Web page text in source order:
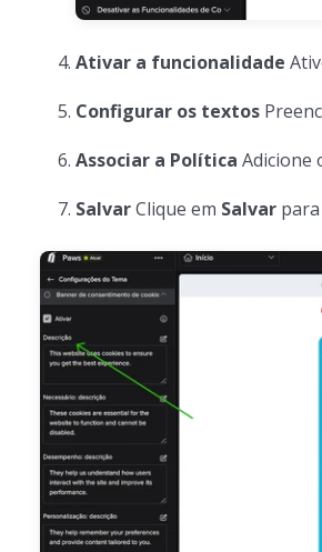
Ativar a funcionalidade
Configurar os textos
Associar a Política Adicione
SalvarClique em Salvar